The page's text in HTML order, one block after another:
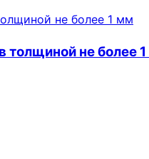
толщиной не более